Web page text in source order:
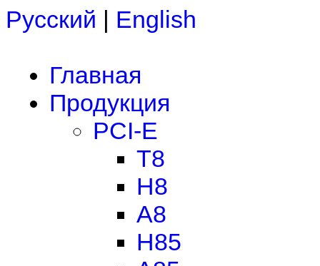
Русский | English
Главная
Продукция
PCI-E
T8
H8
A8
H85